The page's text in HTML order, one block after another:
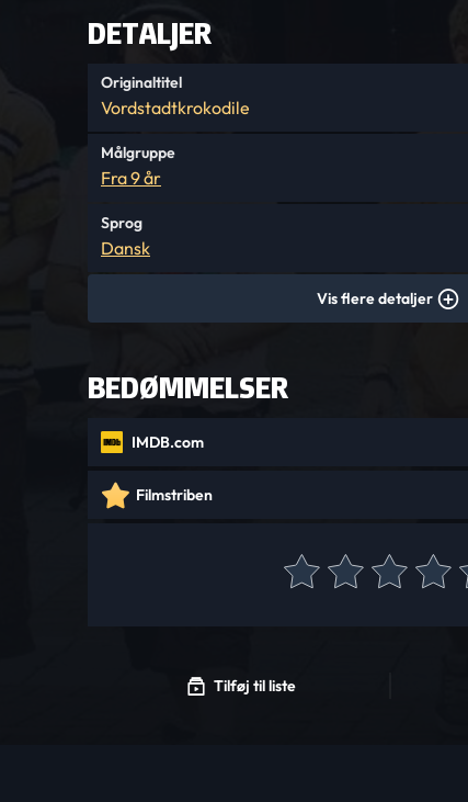
DETALJER
Originaltitel
Vordstadtkrokodile
Målgruppe
Fra 9 år
Sprog
Dansk
Vis flere detaljer
BEDØMMELSER
IMDB.com
Filmstriben
Tilføj til liste